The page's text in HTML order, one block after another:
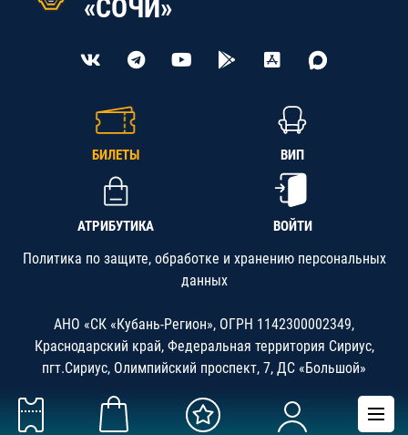
«СОЧИ»
БИЛЕТЫ ВИП
АТРИБУТИКА ВОЙТИ
Политика по защите, обработке и хранению персональных
данных
АНО «СК «Кубань-Регион», ОГРН 1142300002349,
Краснодарский край, Федеральная территория Сириус,
пгт.Сириус, Олимпийский проспект, 7, ДС «Большой»